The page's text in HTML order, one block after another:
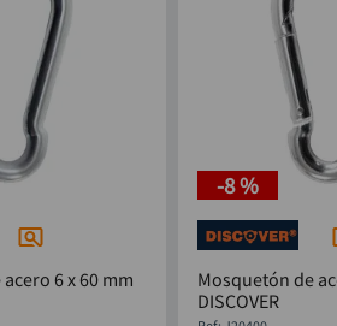
6 x 60 mm
-8 %
Mosquetón de
DISCOVER